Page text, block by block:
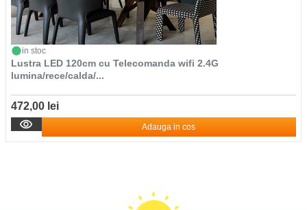
in stoc
Lustra LED 120cm cu Telecomanda wifi 2.4G
lumina/rece/calda/...
472,00 lei
Adauga in cos